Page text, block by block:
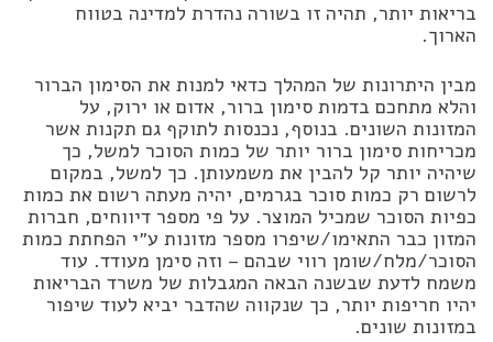
בריאות יותר, תהיה זו בשורה נהדרת למדינה בטווח
הארוך.
מבין היתרונות של המהלך כדאי למנות את הסימון הברור
והלא מתחכם בדמות סימון ברור, אדום או ירוק, על
המזונות השונים. בנוסף, נכנסות לתוקף גם תקנות אשר
מכריחות סימון ברור יותר של כמות הסוכר למשל, כך
שיהיה יותר קל להבין את משמעותן. כך למשל, במקום
לרשום רק כמות סוכר בגרמים, יהיה מעתה רשום את כמות
כפיות הסוכר שמכיל המוצר. על פי מספר דיווחים, חברות
המזון כבר התאימו/שיפרו מספר מזונות ע״י הפחתת כמות
הסוכר/מלח/שומן רווי שבהם – וזה סימן מעודד. עוד
משמח לדעת שבשנה הבאה המגבלות של משרד הבריאות
יהיו חריפות יותר, כך שנקווה שהדבר יביא לעוד שיפור
במזונות שונים.